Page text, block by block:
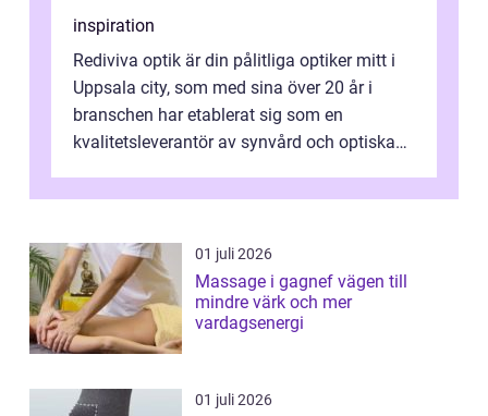
inspiration
Rediviva optik är din pålitliga optiker mitt i
Uppsala city, som med sina över 20 år i
branschen har etablerat sig som en
kvalitetsleverantör av synvård och optiska
01 juli 2026
Massage i gagnef vägen till
mindre värk och mer
vardagsenergi
01 juli 2026